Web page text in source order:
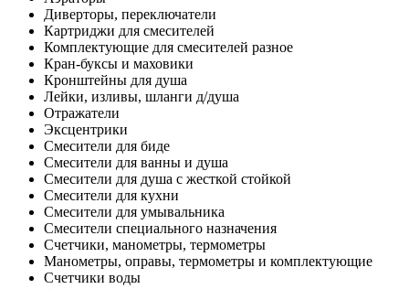
Диверторы, переключатели
Картриджи для смесителей
Комплектующие для смесителей разное
Кран-буксы и маховики
Кронштейны для душа
Лейки, изливы, шланги д/душа
Отражатели
Эксцентрики
Смесители для биде
Смесители для ванны и душа
Смесители для душа с жесткой стойкой
Смесители для кухни
Смесители для умывальника
Смесители специального назначения
Счетчики, манометры, термометры
Манометры, оправы, термометры и комплектующие
Счетчики воды